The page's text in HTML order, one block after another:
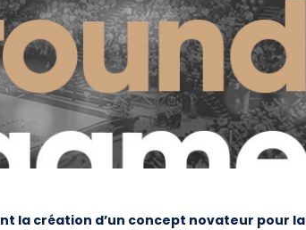
la création d’un concept novateur pour la